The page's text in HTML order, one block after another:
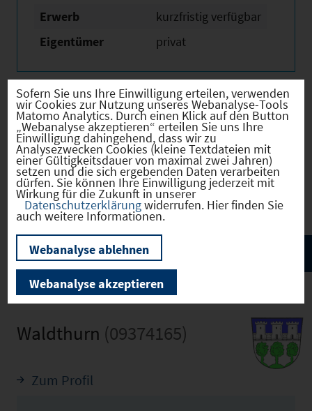
Erwerb
kurzfristig verfügbar
Eigentümer
privat
Verkehr
Infrastruktur
Waldthurn (09374165)
Zum Profil
Sofern Sie uns Ihre Einwilligung erteilen, verwenden
wir Cookies zur Nutzung unseres Webanalyse-Tools
Matomo Analytics. Durch einen Klick auf den Button
„Webanalyse akzeptieren“ erteilen Sie uns Ihre
Einwilligung dahingehend, dass wir zu
Analysezwecken Cookies (kleine Textdateien mit
einer Gültigkeitsdauer von maximal zwei Jahren)
setzen und die sich ergebenden Daten verarbeiten
dürfen. Sie können Ihre Einwilligung jederzeit mit
Wirkung für die Zukunft in unserer
Datenschutzerklärungwiderrufen. Hier finden Sie
auch weitere Informationen.
Webanalyse ablehnen
Webanalyse akzeptieren